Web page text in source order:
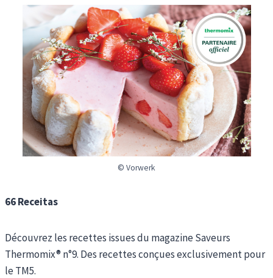
© Vorwerk
66 Receitas
Découvrez les recettes issues du magazine Saveurs
Thermomix® n°9. Des recettes conçues exclusivement pour
le TM5.